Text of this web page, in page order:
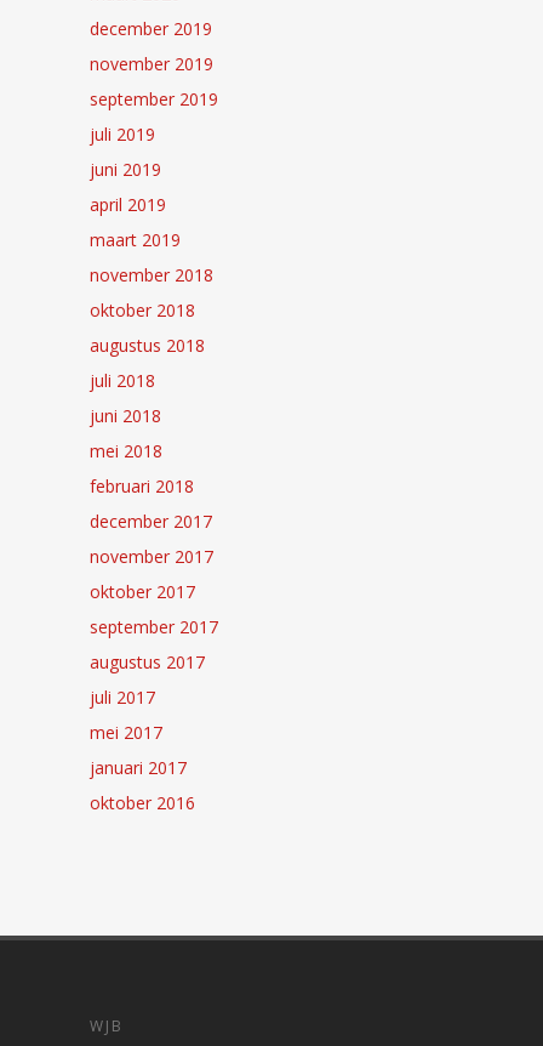
december 2019
november 2019
september 2019
juli 2019
juni 2019
april 2019
maart 2019
november 2018
oktober 2018
augustus 2018
juli 2018
juni 2018
mei 2018
februari 2018
december 2017
november 2017
oktober 2017
september 2017
augustus 2017
juli 2017
mei 2017
januari 2017
oktober 2016
WJB